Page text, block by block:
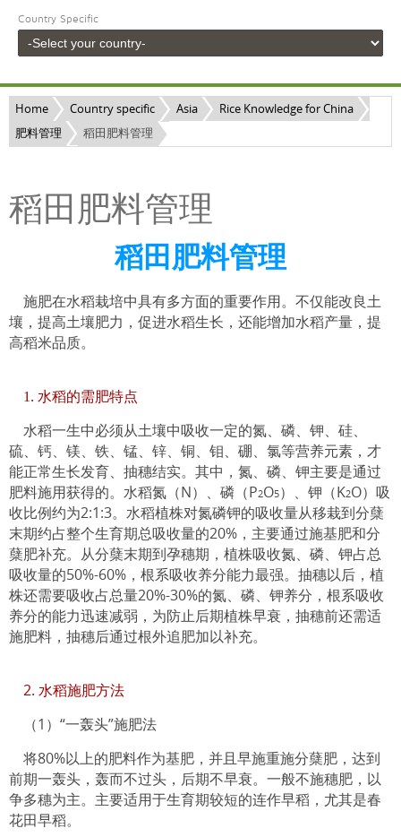
Country Specific
Home Country specific Asia
Rice Knowledge for China
肥料管理
稻田肥料管理
稻田肥料管理
稻田肥料管理
施肥在水稻栽培中具有多方面的重要作用。不仅能改良土
壤，提高土壤肥力，促进水稻生长，还能增加水稻产量，提
高稻米品质。
1 . 水稻的需肥特点
水稻一生中必须从土壤中吸收一定的氮、磷、钾、硅、
硫、钙、镁、铁、锰、锌、铜、钼、硼、氯等营养元素，才
能正常生长发育、抽穗结实。其中，氮、磷、钾主要是通过
肥料施用获得的。水稻氮（N）、磷（P2O5）、钾（K2O）吸
收比例约为2:1:3。水稻植株对氮磷钾的吸收量从移栽到分蘖
末期约占整个生育期总吸收量的20%，主要通过施基肥和分
蘖肥补充。从分蘖末期到孕穗期，植株吸收氮、磷、钾占总
吸收量的50%-60%，根系吸收养分能力最强。抽穗以后，植
株还需要吸收占总量20%-30%的氮、磷、钾养分，根系吸收
养分的能力迅速减弱，为防止后期植株早衰，抽穗前还需适
施肥料，抽穗后通过根外追肥加以补充。
2. 水稻施肥方法
（1）“一轰头”施肥法
将80%以上的肥料作为基肥，并且早施重施分蘖肥，达到
前期一轰头，轰而不过头，后期不早衰。一般不施穗肥，以
争多穗为主。主要适用于生育期较短的连作早稻，尤其是春
花田早稻。